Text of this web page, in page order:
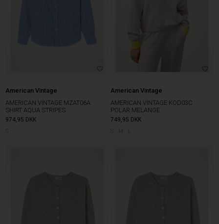
American Vintage
AMERICAN VINTAGE MZAT06A
SHIRT AQUA STRIPES
974,95 DKK
American Vintage
AMERICAN VINTAGE KOD03C
POLAR MELANGE
749,95 DKK